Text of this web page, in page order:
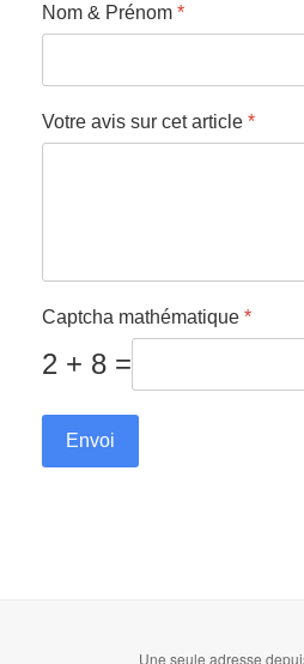
Nom & Prénom *
Votre avis sur cet article *
Captcha mathématique *
2 + 8 =
Envoi
Une seule adresse